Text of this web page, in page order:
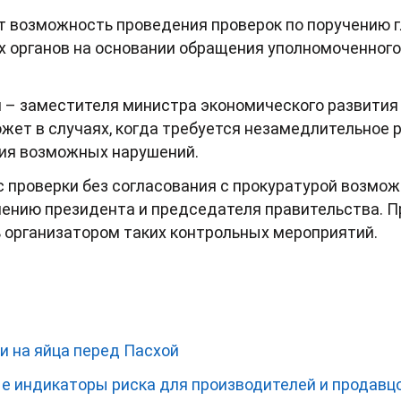
проведения проверок по поручению
органов на основании обращения
заместителя министра экономического
в случаях, когда требуется незамедлительное
возможных нарушений.
без согласования с прокуратурой
президента и председателя правительства.
таких контрольных мероприятий.
на яйца перед Пасхой
риска для производителей и